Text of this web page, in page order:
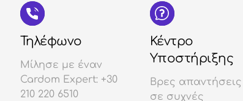
Τηλέφωνο
Μίλησε με έναν
Cardom Expert: +30
210 220 6510
Κέντρο
Υποστήριξης
Βρες απαντήσεις
σε συχνές